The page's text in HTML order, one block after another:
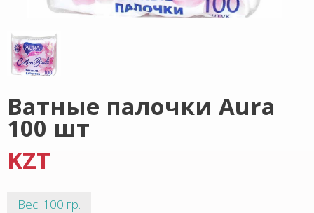
Ватные палочки Aura
100 шт
KZT
Вес: 100 гр.